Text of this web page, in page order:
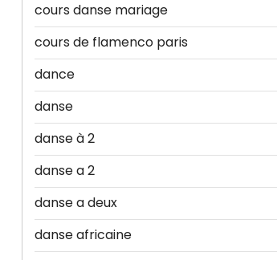
cours danse mariage
cours de flamenco paris
dance
danse
danse à 2
danse a 2
danse a deux
danse africaine